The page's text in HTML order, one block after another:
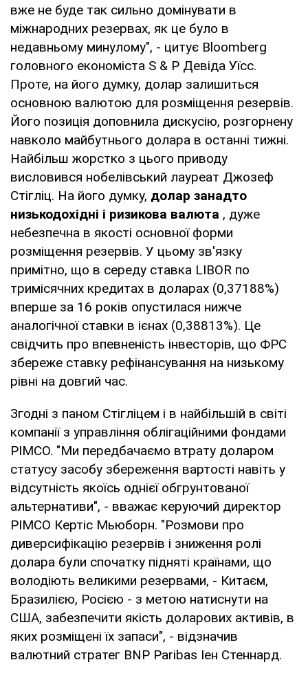
вже не буде так сильно домінувати в
міжнародних резервах, як це було в
недавньому минулому", - цитує Bloomberg
головного економіста S & P Девіда Уїсс.
Проте, на його думку, долар залишиться
основною валютою для розміщення резервів.
Його позиція доповнила дискусію, розгорнену
навколо майбутнього долара в останні тижні.
Найбільш жорстко з цього приводу
висловився нобелівський лауреат Джозеф
Стігліц. На його думку, долар занадто
низькодохідні і ризикова валюта , дуже
небезпечна в якості основної форми
розміщення резервів. У цьому зв'язку
примітно, що в середу ставка LIBOR по
тримісячних кредитах в доларах (0,37188%)
вперше за 16 років опустилася нижче
аналогічної ставки в ієнах (0,38813%). Це
свідчить про впевненість інвесторів, що ФРС
збереже ставку рефінансування на низькому
рівні на довгий час.
Згодні з паном Стігліцем і в найбільшій в світі
компанії з управління облігаційними фондами
PIMCO. "Ми передбачаємо втрату доларом
статусу засобу збереження вартості навіть у
відсутність якоїсь однієї обгрунтованої
альтернативи", - вважає керуючий директор
PIMCO Кертіс Мьюборн. "Розмови про
диверсифікацію резервів і зниження ролі
долара були спочатку підняті країнами, що
володіють великими резервами, - Китаєм,
Бразилією, Росією - з метою натиснути на
США, забезпечити якість доларових активів, в
яких розміщені їх запаси", - відзначив
валютний стратег BNP Paribas Іен Стеннард.